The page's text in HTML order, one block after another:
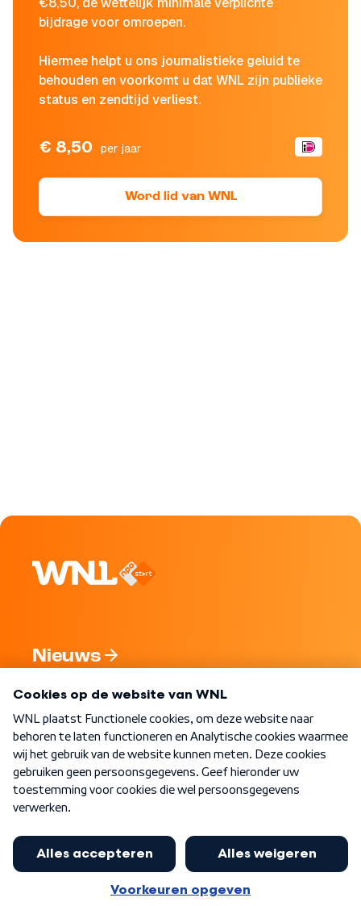
bijdrage voor omroepen.
Hiermee helpt u ons journalistieke geluid te
behouden en voorkomt u dat WNL zijn publieke
status en zendtijd verliest.
€ 8,50 per jaar
Word lid van WNL
Nieuws
Nieuwsbrief
Word Lid